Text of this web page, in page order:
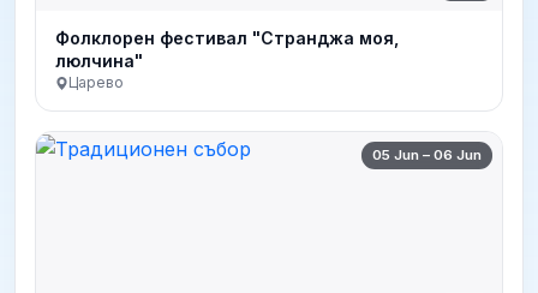
Фолклорен фестивал "Странджа моя,
люлчина"
Царево
05 Jun – 06 Jun